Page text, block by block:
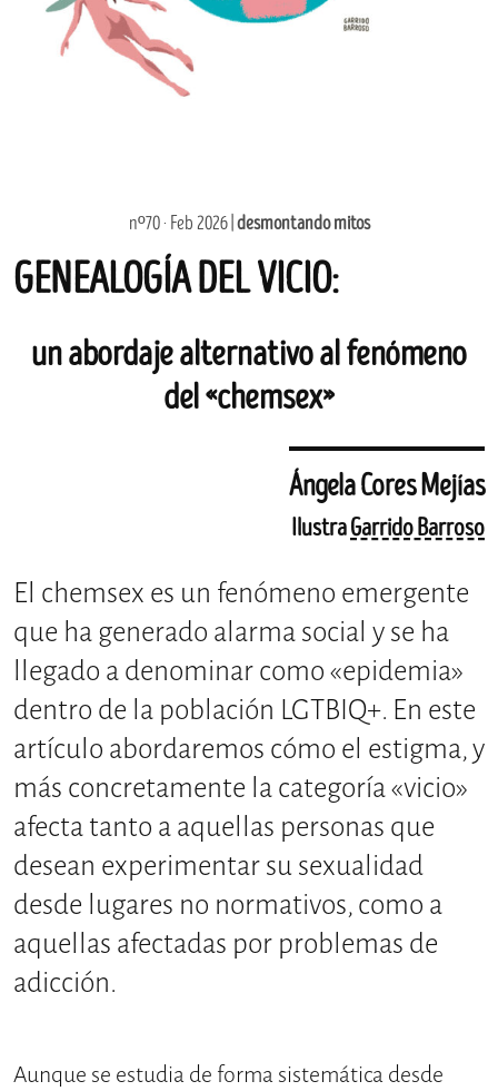
nº70 · Feb 2026 | desmontando mitos
GENEALOGÍA DEL VICIO:
un abordaje alternativo al fenómeno
del «chemsex»
Ángela Cores Mejías
IlustraGarrido Barroso
El chemsex es un fenómeno emergente
que ha generado alarma social y se ha
llegado a denominar como «epidemia»
dentro de la población LGTBIQ+. En este
artículo abordaremos cómo el estigma, y
más concretamente la categoría «vicio»
afecta tanto a aquellas personas que
desean experimentar su sexualidad
desde lugares no normativos, como a
aquellas afectadas por problemas de
adicción.
Aunque se estudia de forma sistemática desde